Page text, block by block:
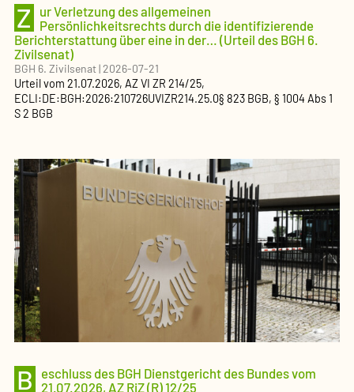
Z
ur Verletzung des allgemeinen
Persönlichkeitsrechts durch die identifizierende
Berichterstattung über eine in der… (Urteil des BGH 6.
Zivilsenat)
BGH 6. Zivilsenat|2026-07-21
Urteilvom 21.07.2026, AZVI ZR 214/25,
ECLI:DE:BGH:2026:210726UVIZR214.25.0§ 823 BGB, § 1004 Abs 1
S 2 BGB
B
eschluss des BGH Dienstgericht des Bundes vom
21.07.2026, AZ RiZ (R) 12/25